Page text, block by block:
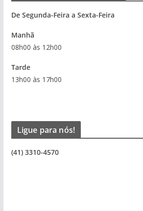
De Segunda-Feira a Sexta-Feira
Manhã
08h00 às 12h00
Tarde
13h00 às 17h00
Ligue para nós!
(41) 3310-4570